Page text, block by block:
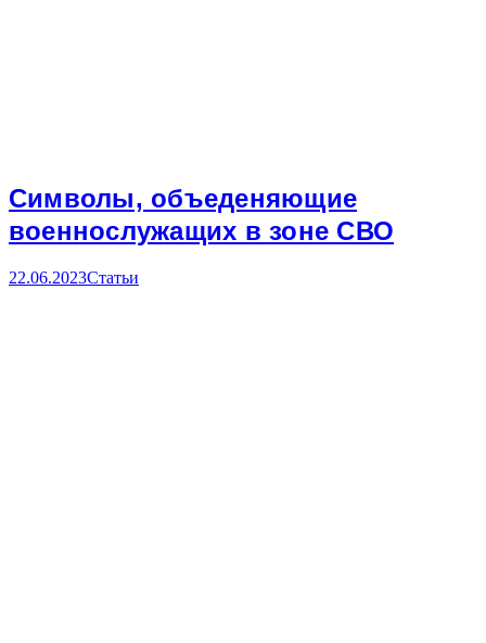
Символы, объеденяющие
военнослужащих в зоне СВО
22.06.2023Статьи